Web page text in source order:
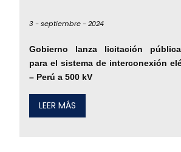
3 -septiembre -2024
Gobierno lanza licitación
para el sistema de interconexión
– Perú a 500 kV
LEER MÁS